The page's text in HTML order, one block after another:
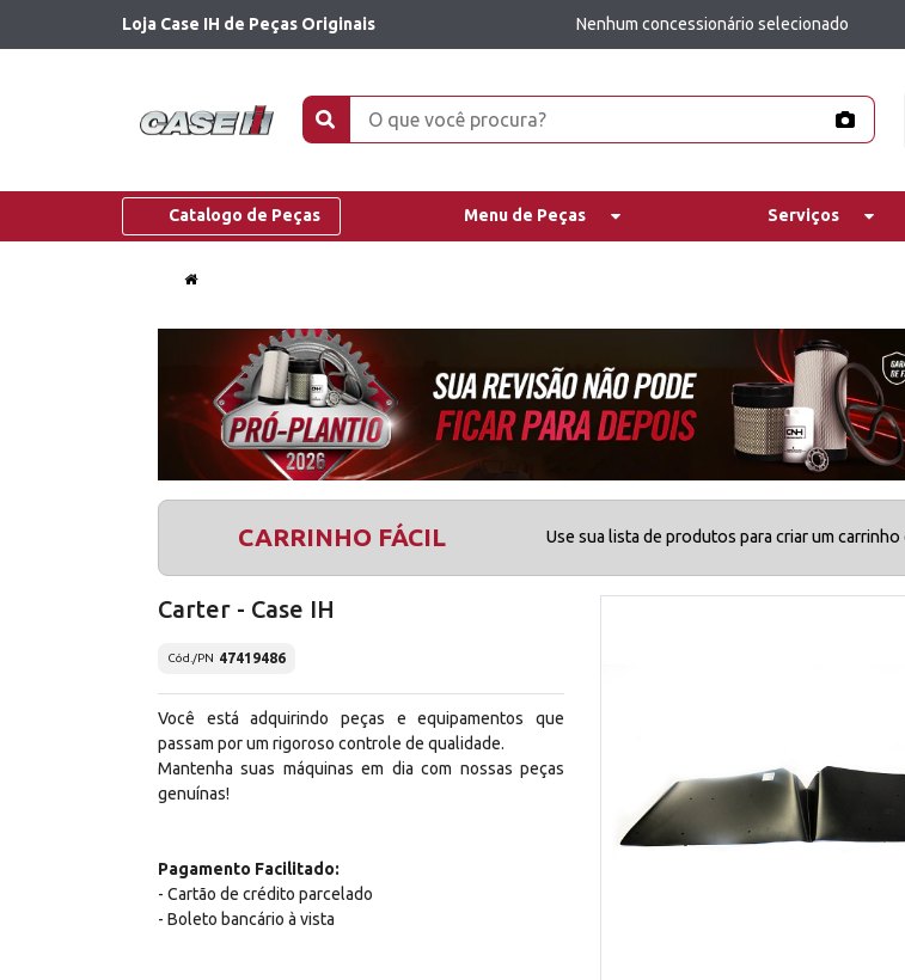
Loja Case IH de Peças Originais Nenhum concessionário selecionado
Catalogo de Peças Menu de Peças Serviços
CARRINHO FÁCIL Use sua lista de produtos para criar um carrinho
Carter - Case IH
Cód./PN 47419486
Você está adquirindo peças e equipamentos que
passam por um rigoroso controle de qualidade.
Mantenha suas máquinas em dia com nossas peças
genuínas!
Pagamento Facilitado:
- Cartão de crédito parcelado
- Boleto bancário à vista